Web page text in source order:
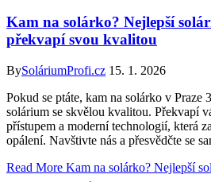
Kam na solárko? Nejlepší
překvapí svou kvalitou
BySoláriumProfi.cz 15. 1. 2026
Pokud se ptáte, kam na solárko v Praze
solárium se skvělou kvalitou. Překvapí
přístupem a moderní technologií, která
opálení. Navštivte nás a přesvědčte se
Read More Kam na solárko? Nejlepší